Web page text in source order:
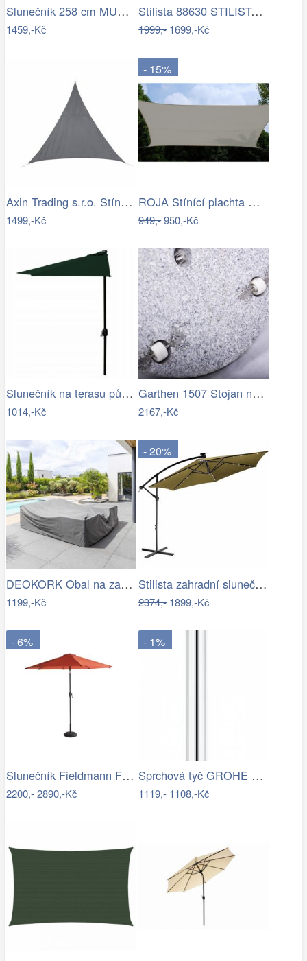
Slunečník 258 cm MURASA Bílá
1459,-Kč
Stilista 88630 STILISTA Zahradní LED…
1999,-1699,-Kč
Axin Trading s.r.o. Stínící plachta…
1499,-Kč
- 15%
ROJA Stínící plachta ČTVEREC 3,6m
949,-950,-Kč
Slunečník na terasu půlkruhový - zelený…
1014,-Kč
Garthen 1507 Stojan na slunečník …
2167,-Kč
DEOKORK Obal na zahradní nábytek…
1199,-Kč
- 20%
Stilista zahradní slunečník LED s…
2374,-1899,-Kč
- 6%
Slunečník Fieldmann FDZN 4014
2200,-2890,-Kč
- 1%
Sprchová tyč GROHE Euphoria Neutral…
1119,-1108,-Kč